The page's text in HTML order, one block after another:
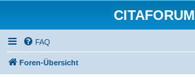
CITAFORUM
FAQ
Foren-Übersicht